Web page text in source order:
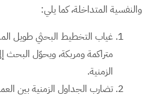
والنفسية المتداخلة، كما يلي:
غياب التخطيط البحثي طويل
متراكمة ومربكة، ويحوّل البحث
الزمنية.
تضارب الجداول الزمنية بين